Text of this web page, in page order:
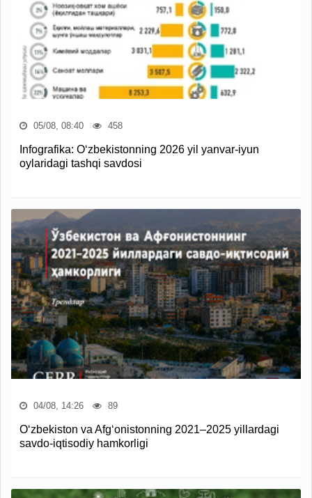
05/08, 08:40 458
Infografika: O‘zbekistonning 2026 yil yanvar-iyun
oylaridagi tashqi savdosi
04/08, 14:26 89
O‘zbekiston va Afg‘onistonning 2021–2025 yillardagi
savdo-iqtisodiy hamkorligi